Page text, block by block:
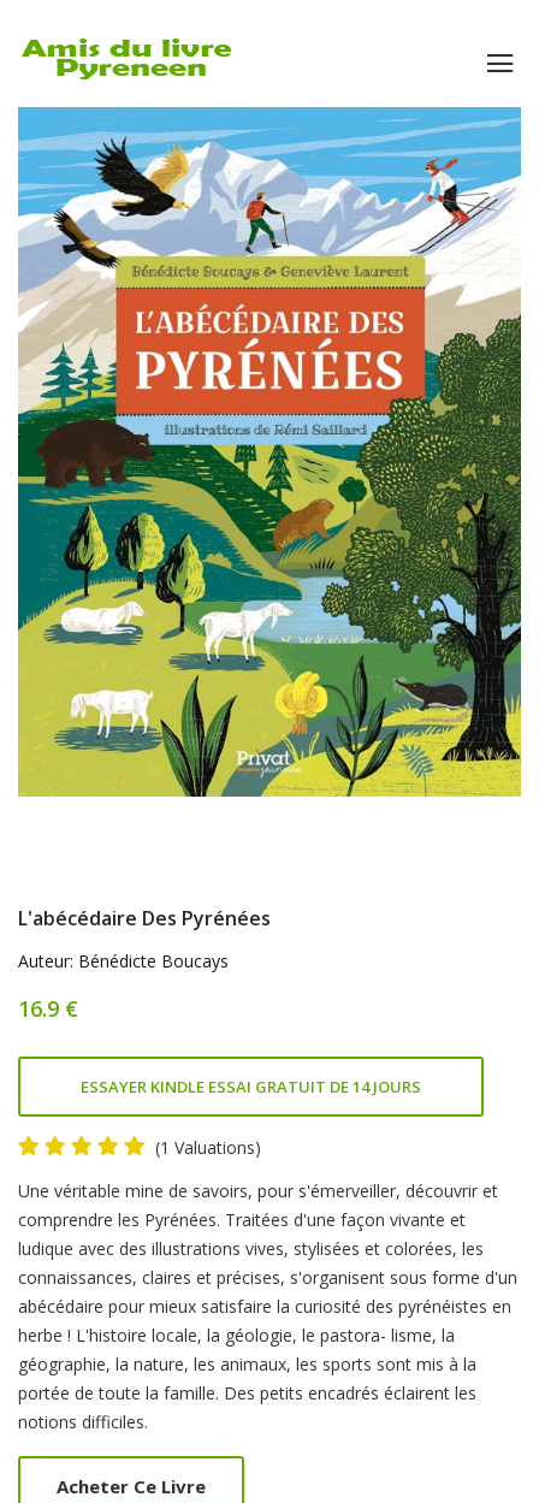
L'abécédaire Des Pyrénées
Auteur: Bénédicte Boucays
16.9 €
ESSAYER KINDLE ESSAI GRATUIT DE 14 JOURS
(1 Valuations)
Product
Summery
Une véritable mine de savoirs, pour s'émerveiller, découvrir et
comprendre les Pyrénées. Traitées d'une façon vivante et
ludique avec des illustrations vives, stylisées et colorées, les
connaissances, claires et précises, s'organisent sous forme d'un
abécédaire pour mieux satisfaire la curiosité des pyrénéistes en
herbe ! L'histoire locale, la géologie, le pastora- lisme, la
géographie, la nature, les animaux, les sports sont mis à la
portée de toute la famille. Des petits encadrés éclairent les
notions difficiles.
Acheter Ce Livre